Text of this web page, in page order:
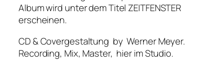
Album wird unter dem Titel ZEITFENSTER
erscheinen.
CD & Covergestaltung by Werner Meyer.
Recording, Mix, Master, hier im Studio.